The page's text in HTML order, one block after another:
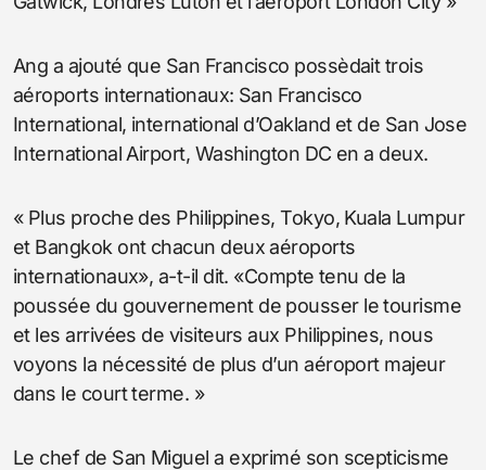
Ang a ajouté que San Francisco possèdait trois
aéroports internationaux: San Francisco
International, international d’Oakland et de San Jose
International Airport, Washington DC en a deux.
« Plus proche des Philippines, Tokyo, Kuala Lumpur
et Bangkok ont ​​chacun deux aéroports
internationaux», a-t-il dit. «Compte tenu de la
poussée du gouvernement de pousser le tourisme
et les arrivées de visiteurs aux Philippines, nous
voyons la nécessité de plus d’un aéroport majeur
dans le court terme. »
Le chef de San Miguel a exprimé son scepticisme